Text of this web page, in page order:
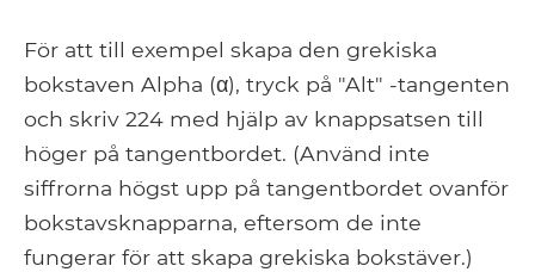
För att till exempel skapa den grekiska
bokstaven Alpha (α), tryck på "Alt" -tangenten
och skriv 224 med hjälp av knappsatsen till
höger på tangentbordet. (Använd inte
siffrorna högst upp på tangentbordet ovanför
bokstavsknapparna, eftersom de inte
fungerar för att skapa grekiska bokstäver.)